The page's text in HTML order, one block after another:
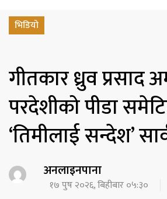
भिडियो
गीतकार ध्रुव प्रसाद
परदेशीको पीडा
‘तिमीलाई सन्देश’
अनलाइनपाना
१७ पुष २०२६, बिहीबार ०५:३०